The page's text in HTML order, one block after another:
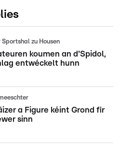
zu Housen
koumen an d'Spidol,
entwéckelt hunn
a Figure kéint Grond fir
sinn